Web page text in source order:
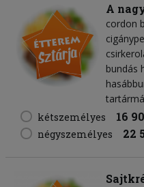
A
cordon
bundás
kétszemélyes
16
négyszemélyes 22